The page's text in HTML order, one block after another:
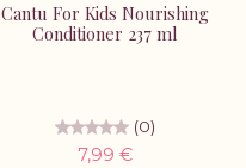
Cantu For Kids Nourishing
Conditioner 237 ml
(0)
7,99 €